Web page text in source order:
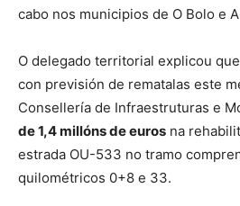
cabo nos municipios de O Bolo e
O delegado territorial explicou
con previsión de rematalas este
Consellería de Infraestruturas e
de 1,4 millóns de euros na
estrada OU-533 no tramo
quilométricos 0+8 e 33.